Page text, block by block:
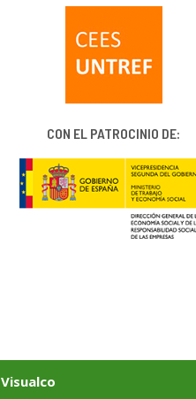
CON EL PATROCINIO DE:
Visualco